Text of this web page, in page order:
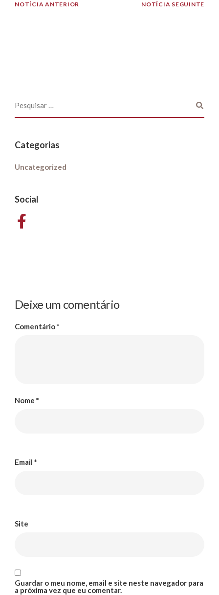
NOTÍCIA ANTERIOR NOTÍCIA SEGUINTE
Categorias
Uncategorized
Social
Deixe um comentário
Comentário*
Nome *
Email *
Site
Guardar o meu nome, email e site neste navegador para
a próxima vez que eu comentar.